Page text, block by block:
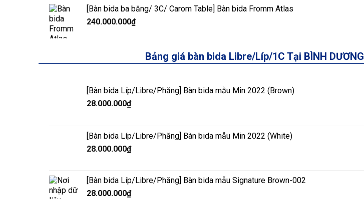
[Bàn bida ba băng/ 3C/ Carom Table] Bàn bida Fromm Atlas
240.000.000₫
Bảng giá bàn bida Libre/Líp/1C Tại BÌNH DƯƠNG
[Bàn bida Líp/Libre/Phăng] Bàn bida mẫu Min 2022 (Brown)
28.000.000₫
[Bàn bida Líp/Libre/Phăng] Bàn bida mẫu Min 2022 (White)
28.000.000₫
[Bàn bida Líp/Libre/Phăng] Bàn bida mẫu Signature Brown-002
28.000.000₫